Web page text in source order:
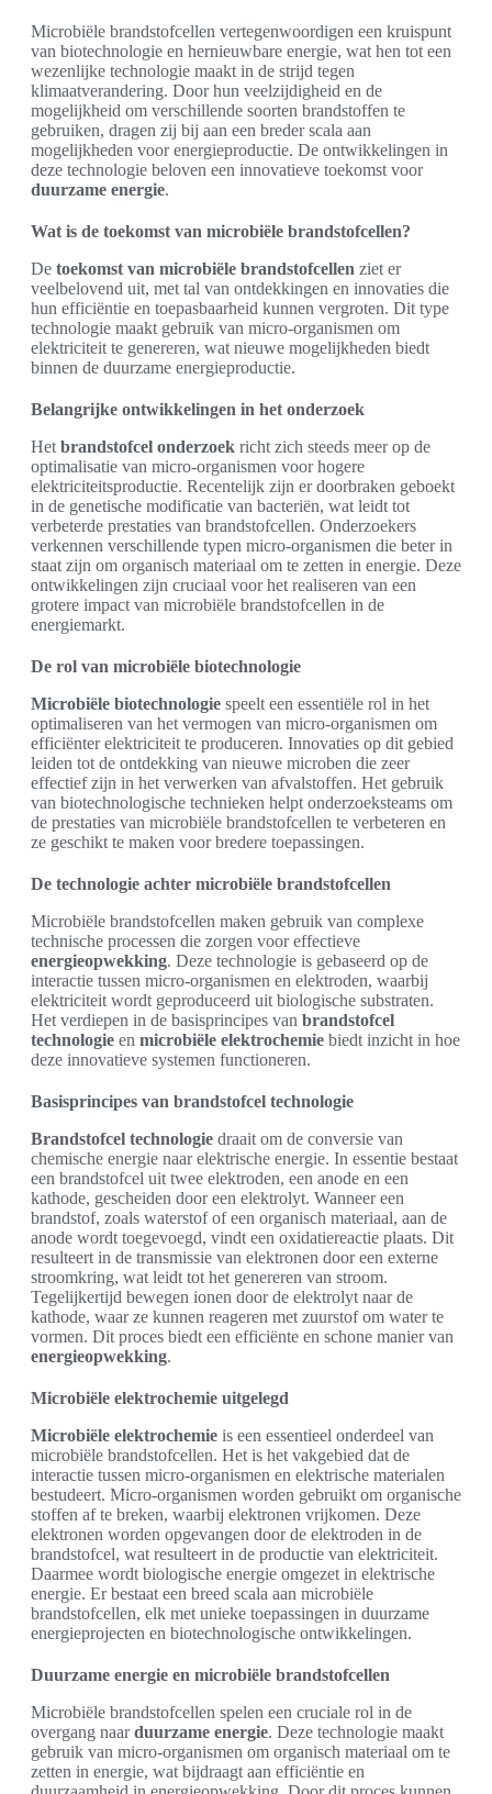
Microbiële brandstofcellen vertegenwoordigen een kruispunt
van biotechnologie en hernieuwbare energie, wat hen tot een
wezenlijke technologie maakt in de strijd tegen
klimaatverandering. Door hun veelzijdigheid en de
mogelijkheid om verschillende soorten brandstoffen te
gebruiken, dragen zij bij aan een breder scala aan
mogelijkheden voor energieproductie. De ontwikkelingen in
deze technologie beloven een innovatieve toekomst voor
duurzame energie.
Wat is de toekomst van microbiële brandstofcellen?
De toekomst van microbiële brandstofcellen ziet er
veelbelovend uit, met tal van ontdekkingen en innovaties die
hun efficiëntie en toepasbaarheid kunnen vergroten. Dit type
technologie maakt gebruik van micro-organismen om
elektriciteit te genereren, wat nieuwe mogelijkheden biedt
binnen de duurzame energieproductie.
Belangrijke ontwikkelingen in het onderzoek
Het brandstofcel onderzoek richt zich steeds meer op de
optimalisatie van micro-organismen voor hogere
elektriciteitsproductie. Recentelijk zijn er doorbraken geboekt
in de genetische modificatie van bacteriën, wat leidt tot
verbeterde prestaties van brandstofcellen. Onderzoekers
verkennen verschillende typen micro-organismen die beter in
staat zijn om organisch materiaal om te zetten in energie. Deze
ontwikkelingen zijn cruciaal voor het realiseren van een
grotere impact van microbiële brandstofcellen in de
energiemarkt.
De rol van microbiële biotechnologie
Microbiële biotechnologie speelt een essentiële rol in het
optimaliseren van het vermogen van micro-organismen om
efficiënter elektriciteit te produceren. Innovaties op dit gebied
leiden tot de ontdekking van nieuwe microben die zeer
effectief zijn in het verwerken van afvalstoffen. Het gebruik
van biotechnologische technieken helpt onderzoeksteams om
de prestaties van microbiële brandstofcellen te verbeteren en
ze geschikt te maken voor bredere toepassingen.
De technologie achter microbiële brandstofcellen
Microbiële brandstofcellen maken gebruik van complexe
technische processen die zorgen voor effectieve
energieopwekking. Deze technologie is gebaseerd op de
interactie tussen micro-organismen en elektroden, waarbij
elektriciteit wordt geproduceerd uit biologische substraten.
Het verdiepen in de basisprincipes van brandstofcel
technologie en microbiële elektrochemie biedt inzicht in hoe
deze innovatieve systemen functioneren.
Basisprincipes van brandstofcel technologie
Brandstofcel technologie draait om de conversie van
chemische energie naar elektrische energie. In essentie bestaat
een brandstofcel uit twee elektroden, een anode en een
kathode, gescheiden door een elektrolyt. Wanneer een
brandstof, zoals waterstof of een organisch materiaal, aan de
anode wordt toegevoegd, vindt een oxidatiereactie plaats. Dit
resulteert in de transmissie van elektronen door een externe
stroomkring, wat leidt tot het genereren van stroom.
Tegelijkertijd bewegen ionen door de elektrolyt naar de
kathode, waar ze kunnen reageren met zuurstof om water te
vormen. Dit proces biedt een efficiënte en schone manier van
energieopwekking.
Microbiële elektrochemie uitgelegd
Microbiële elektrochemie is een essentieel onderdeel van
microbiële brandstofcellen. Het is het vakgebied dat de
interactie tussen micro-organismen en elektrische materialen
bestudeert. Micro-organismen worden gebruikt om organische
stoffen af te breken, waarbij elektronen vrijkomen. Deze
elektronen worden opgevangen door de elektroden in de
brandstofcel, wat resulteert in de productie van elektriciteit.
Daarmee wordt biologische energie omgezet in elektrische
energie. Er bestaat een breed scala aan microbiële
brandstofcellen, elk met unieke toepassingen in duurzame
energieprojecten en biotechnologische ontwikkelingen.
Duurzame energie en microbiële brandstofcellen
Microbiële brandstofcellen spelen een cruciale rol in de
overgang naarduurzame energie. Deze technologie maakt
gebruik van micro-organismen om organisch materiaal om te
zetten in energie, wat bijdraagt aan efficiëntie en